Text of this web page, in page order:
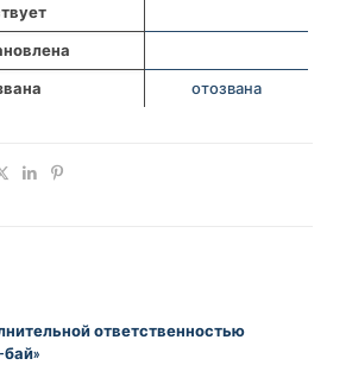
отозвана
ответственностью